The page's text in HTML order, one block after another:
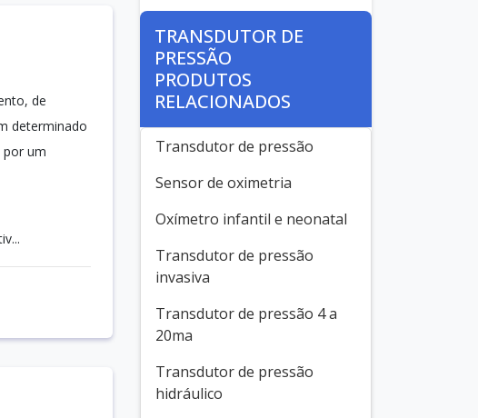
de
determinado
por um
TRANSDUTOR DE
PRESSÃO
PRODUTOS
RELACIONADOS
Transdutor de pressão
Sensor de oximetria
Oxímetro infantil e neonatal
Transdutor de pressão
invasiva
Transdutor de pressão 4 a
20ma
Transdutor de pressão
hidráulico